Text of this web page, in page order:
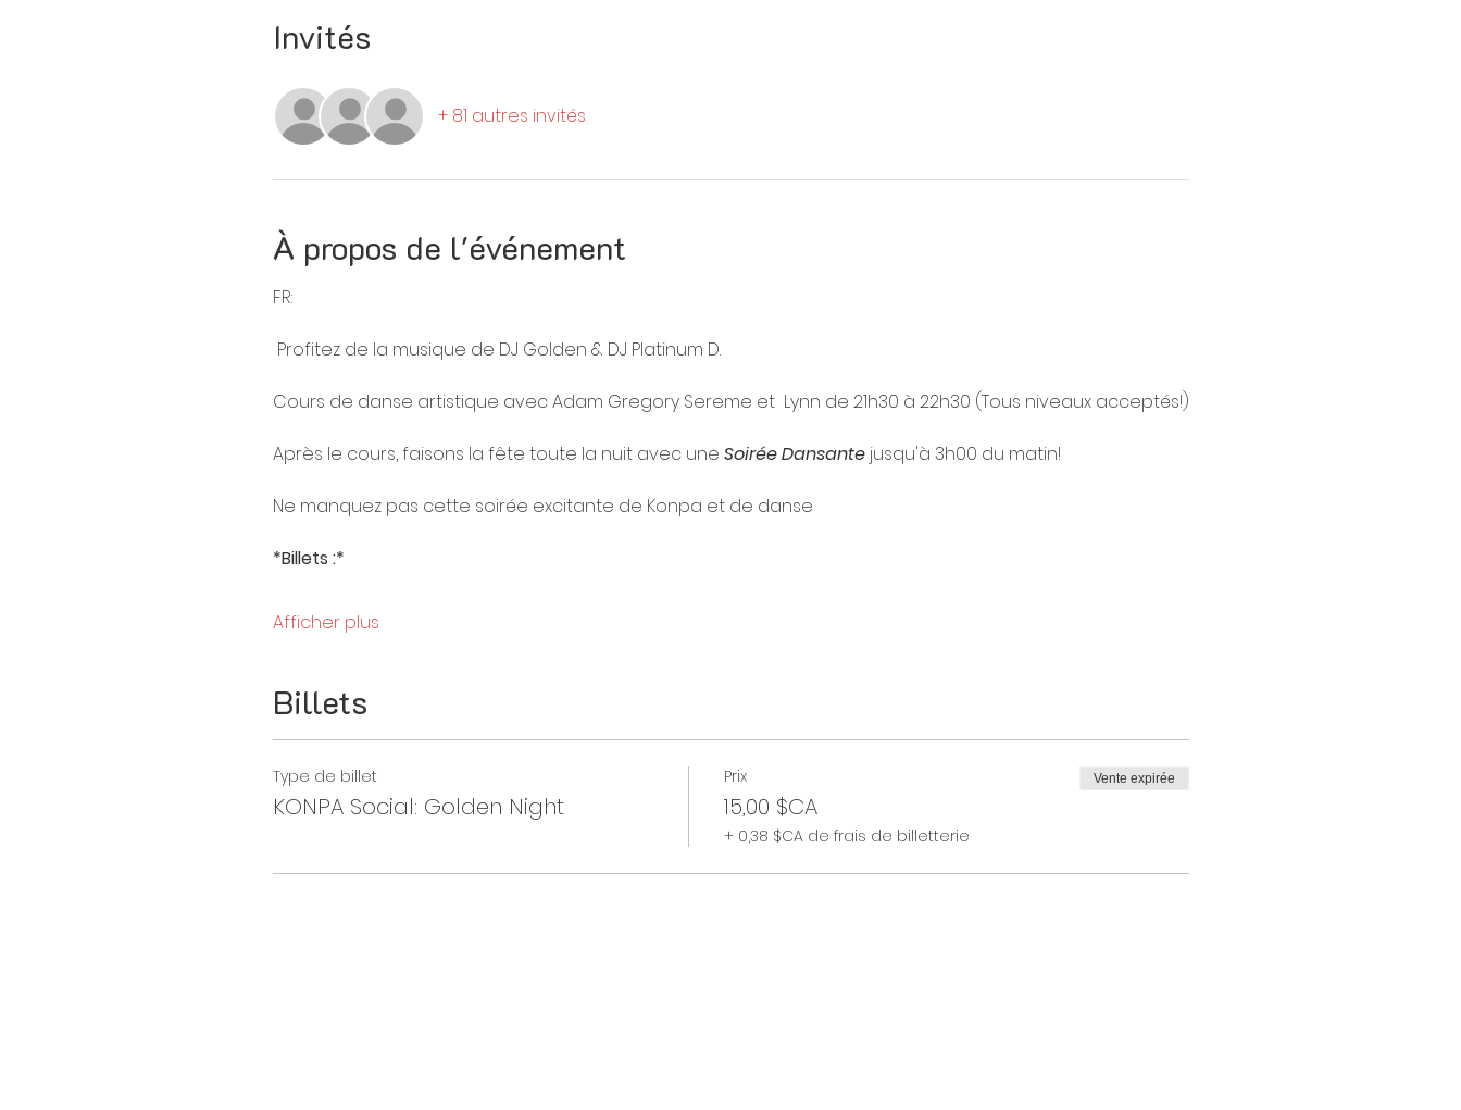
Invités
+ 81 autres invités
À propos de l'événement
FR:
Profitez de la musique de DJ Golden & DJ Platinum D.
Cours de danse artistique avec Adam Gregory Sereme et  Lynn de 21h30 à 22h30 (Tous niveaux acceptés!)
Après le cours, faisons la fête toute la nuit avec une Soirée Dansante jusqu'à 3h00 du matin!
Ne manquez pas cette soirée excitante de Konpa et de danse
*Billets :*
Afficher plus
Billets
Type de billet
KONPA Social: Golden Night
Prix
15,00 $CA
+ 0,38 $CA de frais de billetterie
Vente expirée